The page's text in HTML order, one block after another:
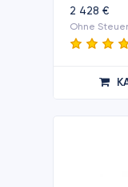
2 428 €
Ohne